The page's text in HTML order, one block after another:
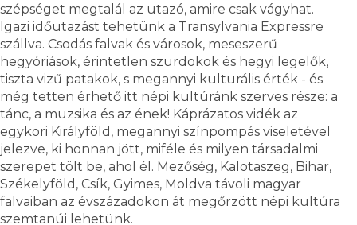
szépséget megtalál az utazó, amire csak vágyhat.
Igazi időutazást tehetünk a Transylvania Expressre
szállva. Csodás falvak és városok, meseszerű
hegyóriások, érintetlen szurdokok és hegyi legelők,
tiszta vizű patakok, s megannyi kulturális érték - és
még tetten érhető itt népi kultúránk szerves része: a
tánc, a muzsika és az ének! Káprázatos vidék az
egykori Királyföld, megannyi színpompás viseletével
jelezve, ki honnan jött, miféle és milyen társadalmi
szerepet tölt be, ahol él. Mezőség, Kalotaszeg, Bihar,
Székelyföld, Csík, Gyimes, Moldva távoli magyar
falvaiban az évszázadokon át megőrzött népi kultúra
szemtanúi lehetünk.